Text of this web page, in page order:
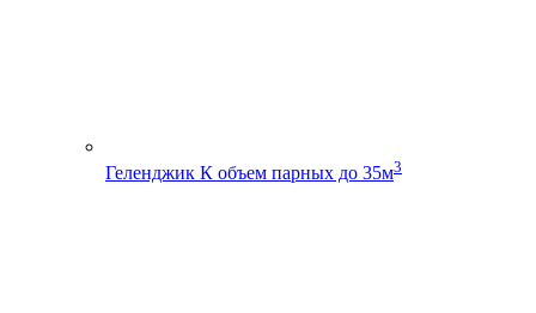
Геленджик К объем парных до 35м3